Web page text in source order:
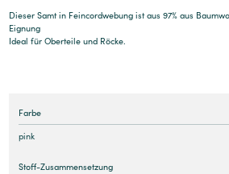
Dieser Samt in Feincordwebung ist aus 97% aus
Eignung
Ideal für Oberteile und Röcke.
Farbe
pink
Stoff-Zusammensetzung